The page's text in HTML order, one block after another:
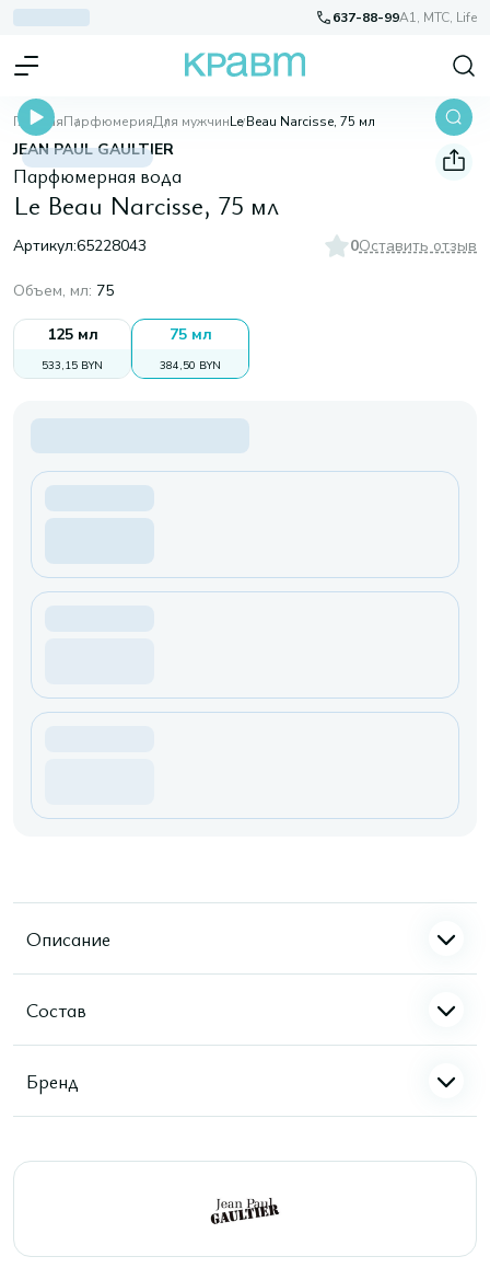
637-88-99A1, МТС, Life
ГлавнаяПарфюмерияДля мужчинLe Beau Narcisse, 75 мл
JEAN PAUL GAULTIER
Парфюмерная вода
Le Beau Narcisse, 75 мл
Артикул:65228043 0Оставить отзыв
Объем, мл: 75
125 мл
533,15 BYN
75 мл
384,50 BYN
Описание
Состав
Бренд